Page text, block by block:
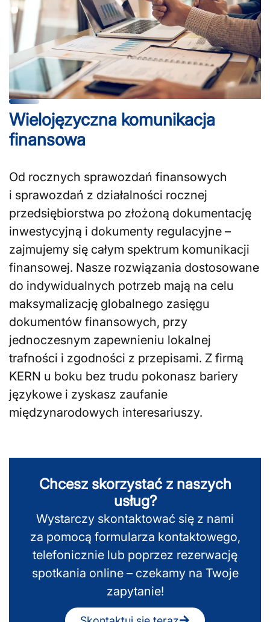
Wielojęzyczna komunikacja
finansowa
Od rocznych sprawozdań finansowych
i sprawozdań z działalności rocznej
przedsiębiorstwa po złożoną dokumentację
inwestycyjną i dokumenty regulacyjne –
zajmujemy się całym spektrum komunikacji
finansowej. Nasze rozwiązania dostosowane
do indywidualnych potrzeb mają na celu
maksymalizację globalnego zasięgu
dokumentów finansowych, przy
jednoczesnym zapewnieniu lokalnej
trafności i zgodności z przepisami. Z firmą
KERN u boku bez trudu pokonasz bariery
językowe i zyskasz zaufanie
międzynarodowych interesariuszy.
Chcesz skorzystać z naszych
usług?
Wystarczy skontaktować się z nami
za pomocą formularza kontaktowego,
telefonicznie lub poprzez rezerwację
spotkania online – czekamy na Twoje
zapytanie!